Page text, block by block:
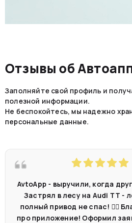
Отзывы об
Заполняйте свой профиль и
полезной информации.
Не беспокойтесь, мы надежно
персональные данные.
AvtoApp - выручили, когда
Застрял в лесу на Audi TT -
полный привод не спас! 🤷‍♂️
про приложение! Оформил